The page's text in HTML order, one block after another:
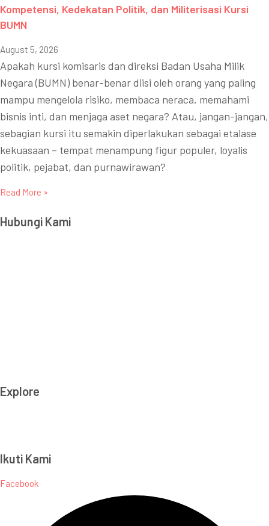
Kompetensi, Kedekatan Politik, dan Militerisasi Kursi
BUMN
August 5, 2026
Apakah kursi komisaris dan direksi Badan Usaha Milik
Negara (BUMN) benar-benar diisi oleh orang yang paling
mampu mengelola risiko, membaca neraca, memahami
bisnis inti, dan menjaga aset negara? Atau, jangan-jangan,
sebagian kursi itu semakin diperlakukan sebagai etalase
kekuasaan – tempat menampung figur populer, loyalis
politik, pejabat, dan purnawirawan?
Read More »
Hubungi Kami
Explore
Ikuti Kami
Facebook